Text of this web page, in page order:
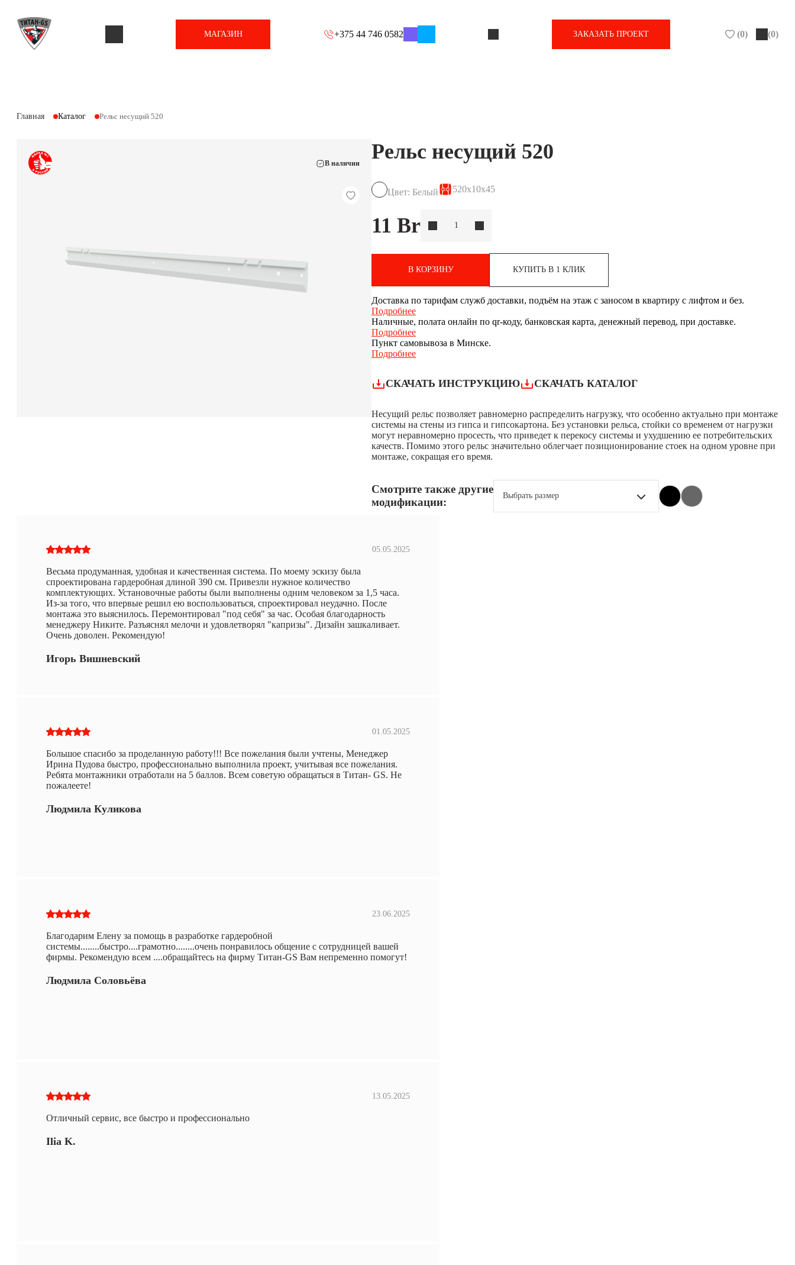
МАГАЗИН +375 44 746 0582 ЗАКАЗАТЬ ПРОЕКТ (0) (0)
Главная Каталог Рельс несущий 520
В наличии
Рельс несущий 520
Цвет: Белый 520x10x45
11 Br
В КОРЗИНУ КУПИТЬ В 1 КЛИК
Доставка по тарифам служб доставки, подъём на этаж с заносом в квартиру с лифтом и без.
Подробнее
Наличные, полата онлайн по qr-коду, банковская карта, денежный перевод, при доставке.
Подробнее
Пункт самовывоза в Минске.
Подробнее
СКАЧАТЬ ИНСТРУКЦИЮ СКАЧАТЬ КАТАЛОГ
Несущий рельс позволяет равномерно распределить нагрузку, что особенно актуально при монтаже
системы на стены из гипса и гипсокартона. Без установки рельса, стойки со временем от нагрузки
могут неравномерно просесть, что приведет к перекосу системы и ухудшению ее потребительских
качеств. Помимо этого рельс значительно облегчает позиционирование стоек на одном уровне при
монтаже, сокращая его время.
Смотрите также другие
модификации:
Выбрать размер
05.05.2025
Весьма продуманная, удобная и качественная система. По моему эскизу была
спроектирована гардеробная длиной 390 см. Привезли нужное количество
комплектующих. Установочные работы были выполнены одним человеком за 1,5 часа.
Из-за того, что впервые решил ею воспользоваться, спроектировал неудачно. После
монтажа это выяснилось. Перемонтировал "под себя" за час. Особая благодарность
менеджеру Никите. Разъяснял мелочи и удовлетворял "капризы". Дизайн зашкаливает.
Очень доволен. Рекомендую!
Игорь Вишневский
01.05.2025
Большое спасибо за проделанную работу!!! Все пожелания были учтены, Менеджер
Ирина Пудова быстро, профессионально выполнила проект, учитывая все пожелания.
Ребята монтажники отработали на 5 баллов. Всем советую обращаться в Титан- GS. Не
пожалеете!
Людмила Куликова
23.06.2025
Благодарим Елену за помощь в разработке гардеробной
системы........быстро....грамотно........очень понравилось общение с сотрудницей вашей
фирмы. Рекомендую всем ....обращайтесь на фирму Титан-GS Вам непременно помогут!
Людмила Соловьёва
13.05.2025
Отличный сервис, все быстро и профессионально
Ilia K.